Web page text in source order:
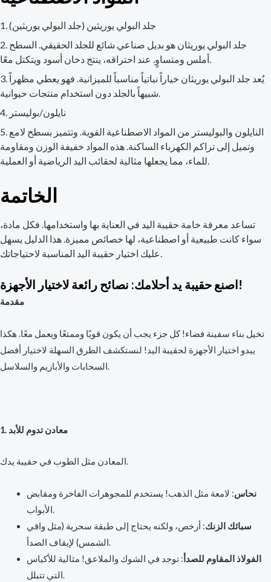
جلد البولي يوريثين (جلد البولي يوريثين)
جلد البولي يوريثان هو بديل صناعي شائع للجلد الحقيقي. السطح
يُعد جلد البولي يوريثان خياراً نباتياً مناسباً للميزانية. فهو يعطي مظهراً
نايلون/بوليستر
النايلون والبوليستر من المواد الاصطناعية القوية. وتتميز بسطح لامع
وتميل إلى تراكم الكهرباء الساكنة. هذه المواد خفيفة الوزن ومقاومة
الخاتمة
تساعد معرفة خامة حقيبة اليد في العناية بها واستخدامها. فكل مادة،
سواء كانت طبيعية أو اصطناعية، لها خصائص مميزة. هذا الدليل يسهل
عليك اختيار حقيبة اليد المناسبة لاحتياجاتك.
اصنع حقيبة يد أحلامك: نصائح رائعة لاختيار الأجهزة!
مقدمة
تخيل بناء سفينة فضاء! كل جزء يجب أن يكون قويًا وممتعًا ويعمل معًا. هكذا
يبدو اختيار الأجهزة لحقيبة اليد! لنستكشف الطرق السهلة لاختيار أفضل
السحابات والأبازيم والسلاسل.
1. معادن تدوم للأبد
المعادن مثل الطوب في حقيبة يدك.
نحاس: لامعة مثل الذهب! يستخدم للمجوهرات الفاخرة ومقابض
الأبواب.
سبائك الزنك: أرخص، ولكنه يحتاج إلى طبقة سحرية (مثل واقي
الشمس) لإيقاف الصدأ.
الفولاذ المقاوم للصدأ: توجد في الشوك والملاعق! مثالية للأكياس
التي تتبلل.